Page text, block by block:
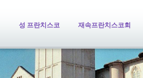
성 프란치스코 재속프란치스코회